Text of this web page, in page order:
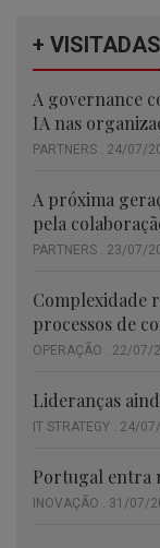
+ VISITADAS
A governance
IA nas
PARTNERS . 24/07/
A próxima
pela
PARTNERS . 23/07/
Complexidade
processos de
OPERAÇÃO . 22/07/
Lideranças
IT STRATEGY . 24/
Portugal entra
INOVAÇÃO . 31/07/